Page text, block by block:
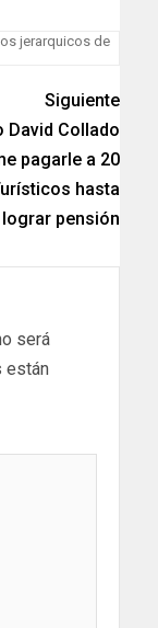
jerarquicos de
Siguiente
David Collado
pagarle a 20
hasta
lograr pensión
será
están